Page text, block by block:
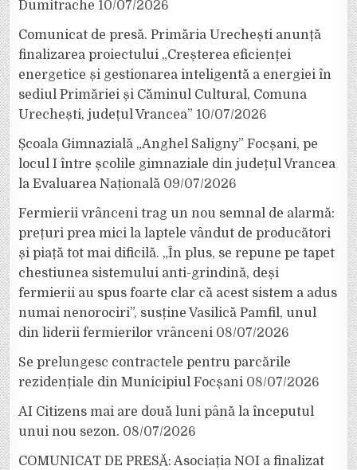
Dumitrache 10/07/2026
Comunicat de presă. Primăria Urechești anunță
finalizarea proiectului „Creșterea eficienței
energetice și gestionarea inteligentă a energiei în
sediul Primăriei și Căminul Cultural, Comuna
Urechești, județul Vrancea” 10/07/2026
Școala Gimnazială „Anghel Saligny” Focșani, pe
locul I între școlile gimnaziale din județul Vrancea
la Evaluarea Națională 09/07/2026
Fermierii vrânceni trag un nou semnal de alarmă:
prețuri prea mici la laptele vândut de producători
și piață tot mai dificilă. „În plus, se repune pe tapet
chestiunea sistemului anti-grindină, deși
fermierii au spus foarte clar că acest sistem a adus
numai nenorociri”, susține Vasilică Pamfil, unul
din liderii fermierilor vrânceni 08/07/2026
Se prelungesc contractele pentru parcările
rezidențiale din Municipiul Focșani 08/07/2026
AI Citizens mai are două luni până la începutul
unui nou sezon. 08/07/2026
COMUNICAT DE PRESĂ: Asociația NOI a finalizat